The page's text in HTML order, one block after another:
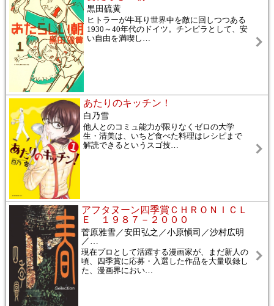
黒田硫黄
ヒトラーが牛耳り世界中を敵に回しつつある
1930～40年代のドイツ。チンピラとして、安
い自由を満喫し …
あたりのキッチン！
白乃雪
他人とのコミュ能力が限りなくゼロの大学
生・清美は、いちど食べた料理はレシピまで
解読できるというスゴ技…
アフタヌーン四季賞ＣＨＲＯＮＩＣＬ
Ｅ １９８７－２０００
菅原雅雪／安田弘之／小原愼司／沙村広明
／…
現在プロとして活躍する漫画家が、まだ新人の
頃、四季賞に応募・入選した作品を大量収録し
た、漫画界におい…